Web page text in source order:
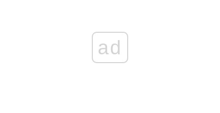
ad